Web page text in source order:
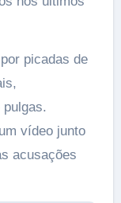
picadas de
pulgas.
vídeo junto
acusações